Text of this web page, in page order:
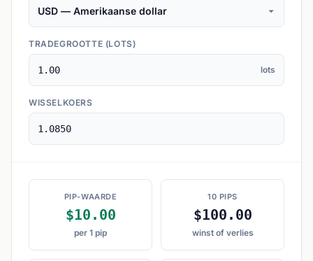
TRADEGROOTTE (LOTS)
lots
WISSELKOERS
PIP-WAARDE
$10.00
per 1 pip
10 PIPS
$100.00
winst of verlies